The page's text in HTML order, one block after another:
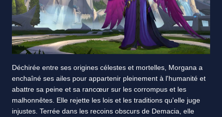
Déchirée entre ses origines célestes et mortelles, Morgana a
enchaîné ses ailes pour appartenir pleinement à l'humanité et
abattre sa peine et sa rancœur sur les corrompus et les
malhonnêtes. Elle rejette les lois et les traditions qu'elle juge
injustes. Terrée dans les recoins obscurs de Demacia, elle